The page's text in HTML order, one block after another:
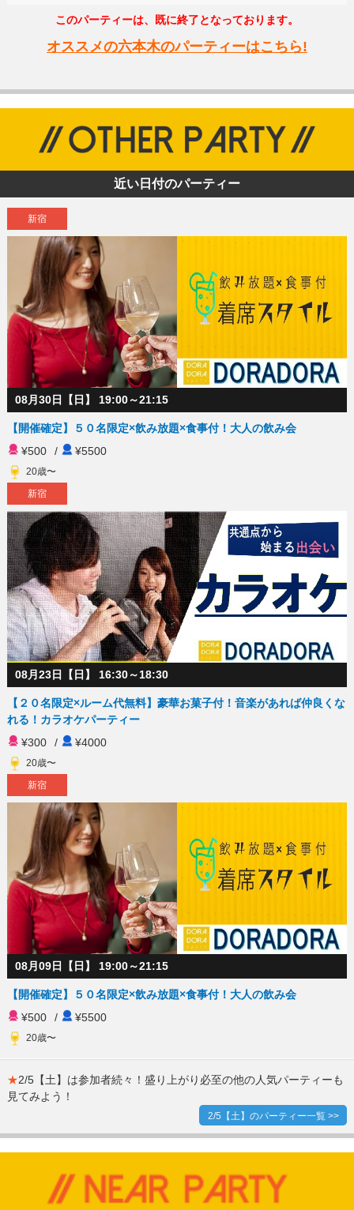
このパーティーは、既に終了となっております。
オススメの六本木のパーティーはこちら!
近い日付のパーティー
新宿
08月30日【日】 19:00～21:15
【開催確定】５０名限定×飲み放題×食事付！大人の飲み会
¥500
/ ¥5500
20歳〜
新宿
08月23日【日】 16:30～18:30
【２０名限定×ルーム代無料】豪華お菓子付！音楽があれば仲良くな
れる！カラオケパーティー
¥300
/ ¥4000
20歳〜
新宿
08月09日【日】 19:00～21:15
【開催確定】５０名限定×飲み放題×食事付！大人の飲み会
¥500
/ ¥5500
20歳〜
★2/5【土】は参加者続々！盛り上がり必至の他の人気パーティーも
見てみよう！
2/5【土】のパーティー一覧 >>